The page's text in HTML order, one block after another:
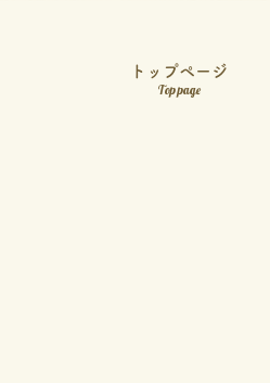
トップページ
Top page